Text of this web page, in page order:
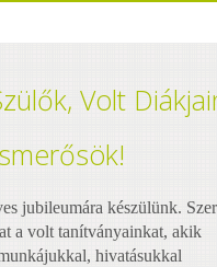
Volt
jubileumára készülünk.
a volt tanítványainkat, akik
hivatásukkal